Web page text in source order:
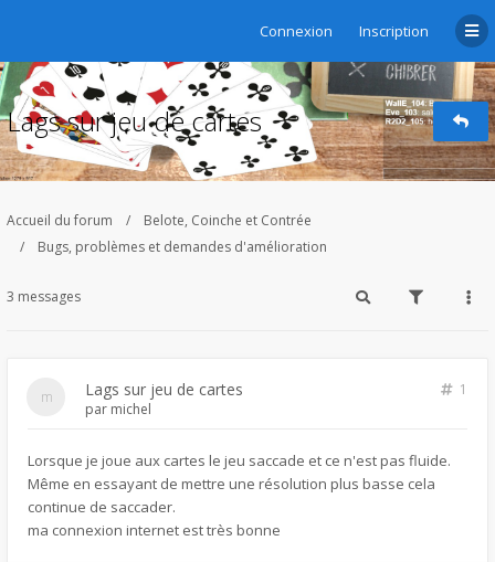
Connexion Inscription
Lags sur jeu de cartes
Accueil du forum
Belote, Coinche et Contrée
Bugs, problèmes et demandes d'amélioration
3 messages
Lags sur jeu de cartes
1
par michel
Lorsque je joue aux cartes le jeu saccade et ce n'est pas fluide.
Même en essayant de mettre une résolution plus basse cela
continue de saccader.
ma connexion internet est très bonne